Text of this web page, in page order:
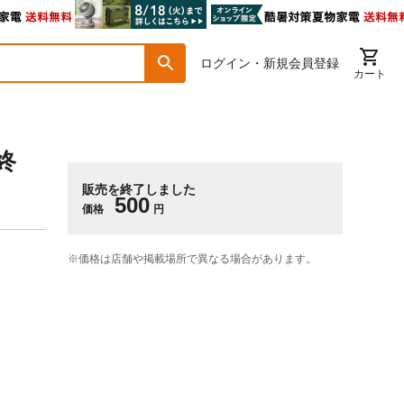
ログイン・新規会員登録
カート
販売を終了しました
価格 500 円
※価格は​店舗や​掲載場所で​異なる​場合が​あります。